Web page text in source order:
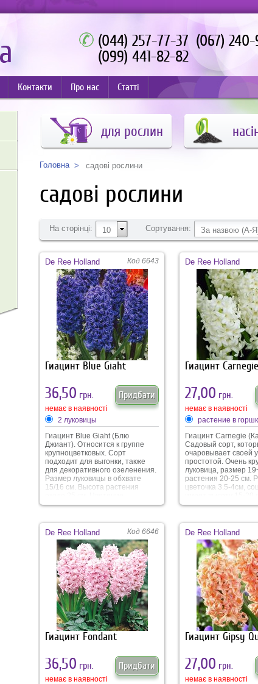
(044) 257-77-37 (067)
(099) 441-82-82
Контакти Про нас Статті
для рослин
Головна садові рослини
садові рослини
На сторінці: 10 Сортування: За назвою (А-
De Ree Holland Код 6643
Гиацинт Blue Giaht
36,50 грн. Придбати
немає в наявності
2 луковицы
Гиацинт Blue Giaht (Блю
Джиант). Относится к группе
крупноцветковых. Сорт
подходит для выгонки, также
для декоративного озеленения.
Размер луковицы в обхвате
15/16 см. Высота растения
начинается с середины апреля,
дней. Сам цветочек достаточно
крупного размера, оттенок
меняется от глубоко-синего до
лазурно-голубого. Очень
запоминающийся аромат.
De Ree Holland
Гиацинт Carnegie
27,00 грн.
немає в наявності
растение в
Гиацинт Carnegie
Садовый сорт,
очаровывает своей
простотой. Очень
луковица, размер
растения 20-25 см.
цветочка 3.5-4см,
кристально-белый.
начала апреля.
цветочков тонкий,
сладкий. Даный сорт
имеет широкое
озеленении, также
используется для
выгонки.
De Ree Holland Код 6646
Гиацинт Fondant
36,50 грн. Придбати
немає в наявності
De Ree Holland
Гиацинт Gipsy
27,00 грн.
немає в наявності